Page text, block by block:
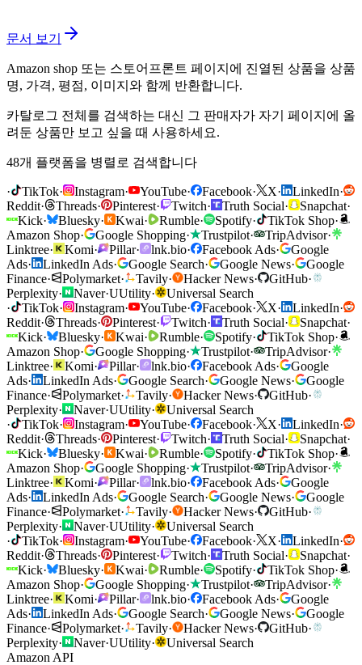
문서 보기
Amazon shop 또는 스토어프론트 페이지에 진열된 상품을 상품
명, 가격, 평점, 이미지와 함께 반환합니다.
카탈로그 전체를 검색하는 대신 그 판매자가 자기 페이지에 올
려둔 상품만 보고 싶을 때 사용하세요.
48개 플랫폼을 병렬로 검색합니다
· TikTok· Instagram· YouTube· Facebook· X· LinkedIn·
Reddit· Threads· Pinterest· Twitch· Truth Social· Snapchat·
Kick· Bluesky· Kwai· Rumble· Spotify· TikTok Shop·
Amazon Shop· Google Shopping· Trustpilot· TripAdvisor·
Linktree· Komi· Pillar· lnk.bio· Facebook Ads·
Google
Ads· LinkedIn Ads· Google Search· Google News·
Google
Finance· Polymarket· Tavily· Hacker News· GitHub·
Perplexity· Naver·UUtility·
Universal Search
·
TikTok· Instagram· YouTube· Facebook· X· LinkedIn·
Reddit· Threads· Pinterest· Twitch· Truth Social· Snapchat·
Kick· Bluesky· Kwai· Rumble· Spotify· TikTok Shop·
Amazon Shop· Google Shopping· Trustpilot· TripAdvisor·
Linktree· Komi· Pillar· lnk.bio· Facebook Ads·
Google
Ads· LinkedIn Ads· Google Search· Google News·
Google
Finance· Polymarket· Tavily· Hacker News· GitHub·
Perplexity· Naver·UUtility·
Universal Search
·
TikTok· Instagram· YouTube· Facebook· X· LinkedIn·
Reddit· Threads· Pinterest· Twitch· Truth Social· Snapchat·
Kick· Bluesky· Kwai· Rumble· Spotify· TikTok Shop·
Amazon Shop· Google Shopping· Trustpilot· TripAdvisor·
Linktree· Komi· Pillar· lnk.bio· Facebook Ads·
Google
Ads· LinkedIn Ads· Google Search· Google News·
Google
Finance· Polymarket· Tavily· Hacker News· GitHub·
Perplexity· Naver·UUtility·
Universal Search
·
TikTok· Instagram· YouTube· Facebook· X· LinkedIn·
Reddit· Threads· Pinterest· Twitch· Truth Social· Snapchat·
Kick· Bluesky· Kwai· Rumble· Spotify· TikTok Shop·
Amazon Shop· Google Shopping· Trustpilot· TripAdvisor·
Linktree· Komi· Pillar· lnk.bio· Facebook Ads·
Google
Ads· LinkedIn Ads· Google Search· Google News·
Google
Finance· Polymarket· Tavily· Hacker News· GitHub·
Perplexity· Naver·UUtility·
Universal Search
Amazon API